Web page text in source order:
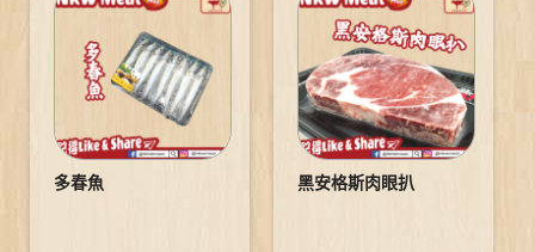
多春魚 黑安格斯肉眼扒